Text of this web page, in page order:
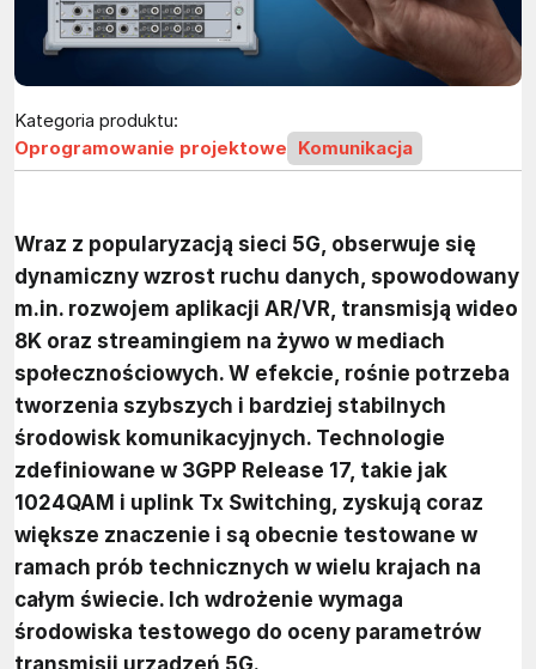
Kategoria produktu:
Oprogramowanie projektowe Komunikacja
Wraz z popularyzacją sieci 5G, obserwuje się
dynamiczny wzrost ruchu danych, spowodowany
m.in. rozwojem aplikacji AR/VR, transmisją wideo
8K oraz streamingiem na żywo w mediach
społecznościowych. W efekcie, rośnie potrzeba
tworzenia szybszych i bardziej stabilnych
środowisk komunikacyjnych. Technologie
zdefiniowane w 3GPP Release 17, takie jak
1024QAM i uplink Tx Switching, zyskują coraz
większe znaczenie i są obecnie testowane w
ramach prób technicznych w wielu krajach na
całym świecie. Ich wdrożenie wymaga
środowiska testowego do oceny parametrów